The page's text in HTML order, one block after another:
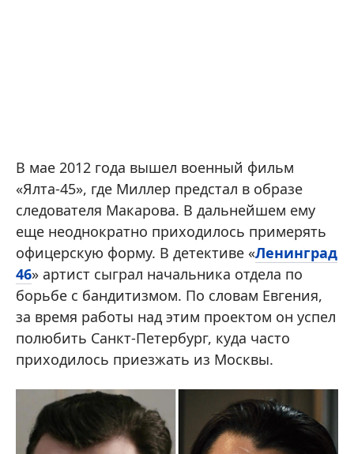
В мае 2012 года вышел военный фильм
«Ялта-45», где Миллер предстал в образе
следователя Макарова. В дальнейшем ему
еще неоднократно приходилось примерять
офицерскую форму. В детективе «Ленинград
46» артист сыграл начальника отдела по
борьбе с бандитизмом. По словам Евгения,
за время работы над этим проектом он успел
полюбить Санкт-Петербург, куда часто
приходилось приезжать из Москвы.